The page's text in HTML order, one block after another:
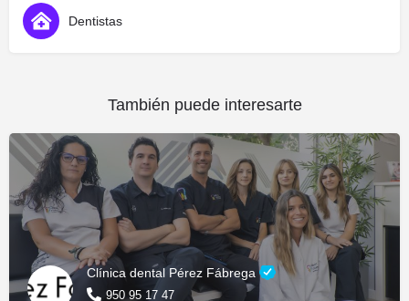
Dentistas
También puede interesarte
Clínica dental Pérez Fábrega
950 95 17 47